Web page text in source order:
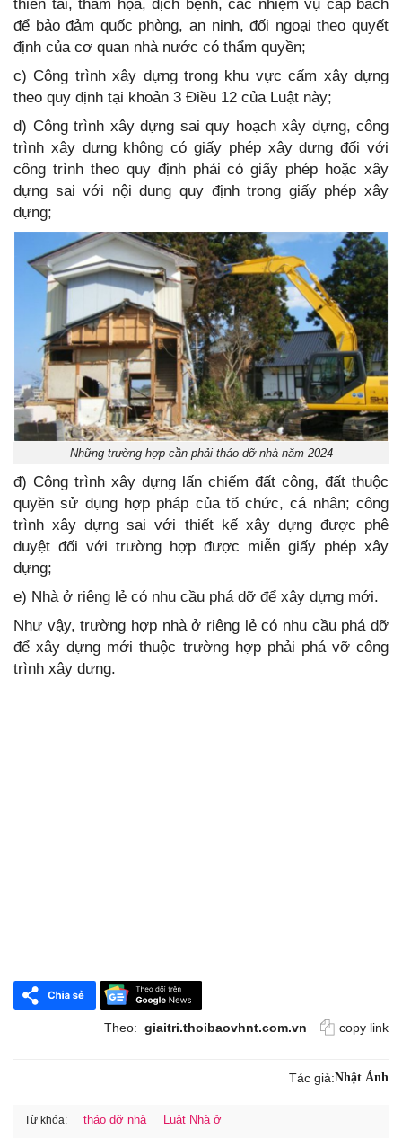
thiên tai, thảm họa, dịch bệnh, các nhiệm vụ cấp bách
để bảo đảm quốc phòng, an ninh, đối ngoại theo quyết
định của cơ quan nhà nước có thẩm quyền;
c) Công trình xây dựng trong khu vực cấm xây dựng
theo quy định tại khoản 3 Điều 12 của Luật này;
d) Công trình xây dựng sai quy hoạch xây dựng, công
trình xây dựng không có giấy phép xây dựng đối với
công trình theo quy định phải có giấy phép hoặc xây
dựng sai với nội dung quy định trong giấy phép xây
dựng;
Những trường hợp cần phải tháo dỡ nhà năm 2024
đ) Công trình xây dựng lấn chiếm đất công, đất thuộc
quyền sử dụng hợp pháp của tổ chức, cá nhân; công
trình xây dựng sai với thiết kế xây dựng được phê
duyệt đối với trường hợp được miễn giấy phép xây
dựng;
e) Nhà ở riêng lẻ có nhu cầu phá dỡ để xây dựng mới.
Như vậy, trường hợp nhà ở riêng lẻ có nhu cầu phá dỡ
để xây dựng mới thuộc trường hợp phải phá vỡ công
trình xây dựng.
Theo: giaitri.thoibaovhnt.com.vn copy link
Tác giả:Nhật Ánh
Từ khóa: tháo dỡ nhà Luật Nhà ở